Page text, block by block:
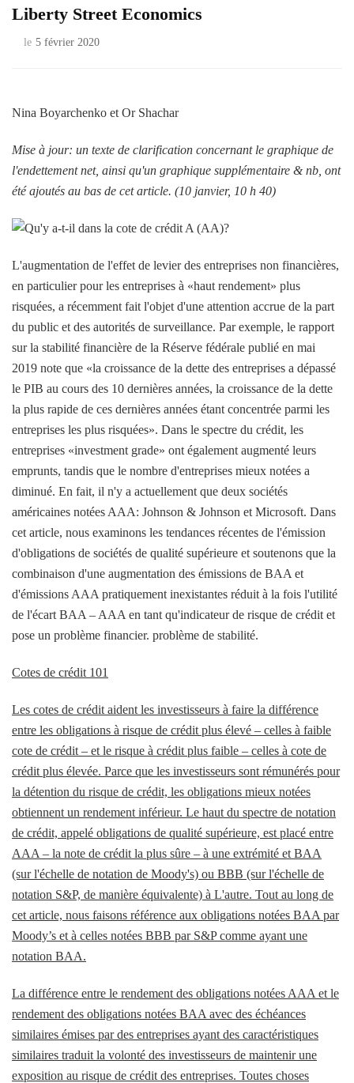
Liberty Street Economics
le 5 février 2020
Nina Boyarchenko et Or Shachar
Mise à jour: un texte de clarification concernant le graphique de
l'endettement net, ainsi qu'un graphique supplémentaire & nb, ont
été ajoutés au bas de cet article. (10 janvier, 10 h 40)
L'augmentation de l'effet de levier des entreprises non financières,
en particulier pour les entreprises à «haut rendement» plus
risquées, a récemment fait l'objet d'une attention accrue de la part
du public et des autorités de surveillance. Par exemple, le rapport
sur la stabilité financière de la Réserve fédérale publié en mai
2019 note que «la croissance de la dette des entreprises a dépassé
le PIB au cours des 10 dernières années, la croissance de la dette
la plus rapide de ces dernières années étant concentrée parmi les
entreprises les plus risquées». Dans le spectre du crédit, les
entreprises «investment grade» ont également augmenté leurs
emprunts, tandis que le nombre d'entreprises mieux notées a
diminué. En fait, il n'y a actuellement que deux sociétés
américaines notées AAA: Johnson & Johnson et Microsoft. Dans
cet article, nous examinons les tendances récentes de l'émission
d'obligations de sociétés de qualité supérieure et soutenons que la
combinaison d'une augmentation des émissions de BAA et
d'émissions AAA pratiquement inexistantes réduit à la fois l'utilité
de l'écart BAA – AAA en tant qu'indicateur de risque de crédit et
pose un problème financier. problème de stabilité.
Cotes de crédit 101
Les cotes de crédit aident les investisseurs à faire la différence
entre les obligations à risque de crédit plus élevé – celles à faible
cote de crédit – et le risque à crédit plus faible – celles à cote de
crédit plus élevée. Parce que les investisseurs sont rémunérés pour
la détention du risque de crédit, les obligations mieux notées
obtiennent un rendement inférieur. Le haut du spectre de notation
de crédit, appelé obligations de qualité supérieure, est placé entre
AAA – la note de crédit la plus sûre – à une extrémité et BAA
(sur l'échelle de notation de Moody's) ou BBB (sur l'échelle de
notation S&P, de manière équivalente) à L'autre. Tout au long de
cet article, nous faisons référence aux obligations notées BAA par
Moody’s et à celles notées BBB par S&P comme ayant une
notation BAA.
La différence entre le rendement des obligations notées AAA et le
rendement des obligations notées BAA avec des échéances
similaires émises par des entreprises ayant des caractéristiques
similaires traduit la volonté des investisseurs de maintenir une
exposition au risque de crédit des entreprises. Toutes choses